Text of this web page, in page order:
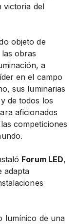
victoria del
objeto de
obras
a
en el campo
sus luminarias
de todos los
aficionados
competiciones
Forum LED,
adapta
lumínico de una